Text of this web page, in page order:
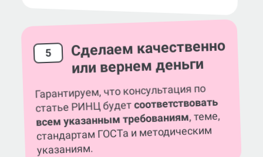
5 Сделаем качественно
или вернем деньги
Гарантируем, что консультация по
статье РИНЦ будетсоответствовать
всем указанным требованиям, теме,
стандартам ГОСТа и методическим
указаниям.